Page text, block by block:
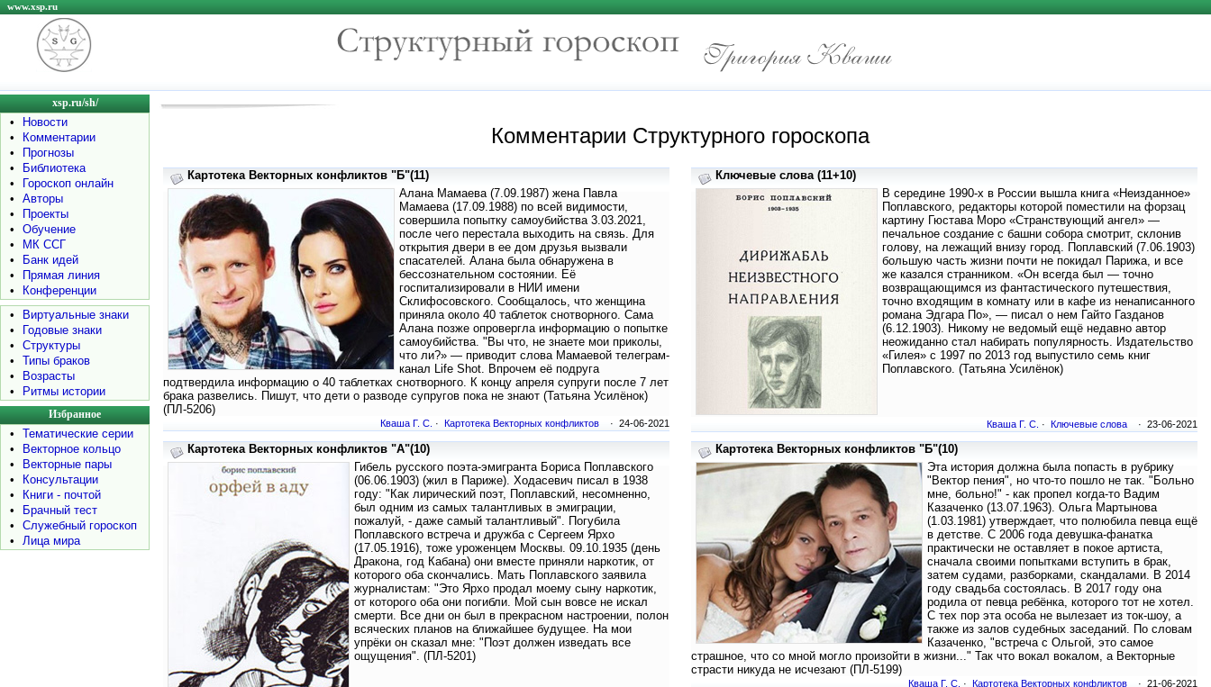
www.xsp.ru
xsp.ru/sh/
•
Новости
•
Комментарии
•
Прогнозы
•
Библиотека
•
Гороскоп онлайн
•
Авторы
•
Проекты
•
Обучение
•
МК ССГ
•
Банк идей
•
Прямая линия
•
Конференции
•
Виртуальные знаки
•
Годовые знаки
•
Структуры
•
Типы браков
•
Возрасты
•
Ритмы истории
Избранное
•
Тематические серии
•
Векторное кольцо
•
Векторные пары
•
Консультации
•
Книги - почтой
•
Брачный тест
•
Служебный гороскоп
•
Лица мира
Комментарии Структурного гороскопа
Картотека Векторных конфликтов "Б"(11)
Алана Мамаева (7.09.1987) жена Павла
Мамаева (17.09.1988) по всей видимости,
совершила попытку самоубийства 3.03.2021,
после чего перестала выходить на связь. Для
открытия двери в ее дом друзья вызвали
спасателей. Алана была обнаружена в
бессознательном состоянии. Её
госпитализировали в НИИ имени
Склифосовского. Сообщалось, что женщина
приняла около 40 таблеток снотворного. Сама
Алана позже опровергла информацию о попытке
самоубийства. "Вы что, не знаете мои приколы,
что ли?» — приводит слова Мамаевой телеграм-
канал Life Shot. Впрочем её подруга
подтвердила информацию о 40 таблетках снотворного. К концу апреля супруги после 7 лет
брака развелись. Пишут, что дети о разводе супругов пока не знают (Татьяна Усилёнок)
(ПЛ-5206)
Кваша Г. С. · Картотека Векторных конфликтов · 24-06-2021
Ключевые слова (11+10)
В середине 1990-х в России вышла книга «Неизданное»
Поплавского, редакторы которой поместили на форзац
картину Гюстава Моро «Странствующий ангел» —
печальное создание с башни собора смотрит, склонив
голову, на лежащий внизу город. Поплавский (7.06.1903)
большую часть жизни почти не покидал Парижа, и все
же казался странником. «Он всегда был — точно
возвращающимся из фантастического путешествия,
точно входящим в комнату или в кафе из ненаписанного
романа Эдгара По», — писал о нем Гайто Газданов
(6.12.1903). Никому не ведомый ещё недавно автор
неожиданно стал набирать популярность. Издательство
«Гилея» с 1997 по 2013 год выпустило семь книг
Поплавского. (Татьяна Усилёнок)
Кваша Г. С. · Ключевые слова · 23-06-2021
Картотека Векторных конфликтов "А"(10)
Гибель русского поэта-эмигранта Бориса Поплавского
(06.06.1903) (жил в Париже). Ходасевич писал в 1938
году: "Как лирический поэт, Поплавский, несомненно,
был одним из самых талантливых в эмиграции,
пожалуй, - даже самый талантливый". Погубила
Поплавского встреча и дружба с Сергеем Ярхо
(17.05.1916), тоже уроженцем Москвы. 09.10.1935 (день
Дракона, год Кабана) они вместе приняли наркотик, от
которого оба скончались. Мать Поплавского заявила
журналистам: "Это Ярхо продал моему сыну наркотик,
от которого оба они погибли. Мой сын вовсе не искал
смерти. Все дни он был в прекрасном настроении, полон
всяческих планов на ближайшее будущее. На мои
упрёки он сказал мне: "Поэт должен изведать все
ощущения". (ПЛ-5201)
Картотека Векторных конфликтов "Б"(10)
Эта история должна была попасть в рубрику
"Вектор пения", но что-то пошло не так. "Больно
мне, больно!" - как пропел когда-то Вадим
Казаченко (13.07.1963). Ольга Мартынова
(1.03.1981) утверждает, что полюбила певца ещё
в детстве. С 2006 года девушка-фанатка
практически не оставляет в покое артиста,
сначала своими попытками вступить в брак,
затем судами, разборками, скандалами. В 2014
году свадьба состоялась. В 2017 году она
родила от певца ребёнка, которого тот не хотел.
С тех пор эта особа не вылезает из ток-шоу, а
также из залов судебных заседаний. По словам
Казаченко, "встреча с Ольгой, это самое
страшное, что со мной могло произойти в жизни..." Так что вокал вокалом, а Векторные
страсти никуда не исчезают (ПЛ-5199)
Кваша Г. С. · Картотека Векторных конфликтов · 21-06-2021